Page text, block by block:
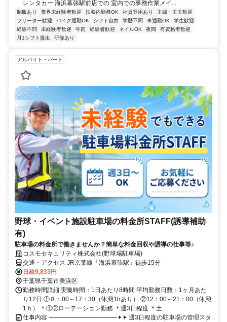
レンタカー 海浜幕張駅前店での 室内での事務作業メイ...
制服あり 業界未経験者歓迎 扶養内勤務OK 社員登用あり
主婦・主夫歓迎
フリーター歓迎
バイク通勤OK シフト自由 学歴不問 車通勤OK
学生歓迎
経験不問
未経験者歓迎 午前 経験者歓迎 ネイルOK 夜間
有資格者歓迎
月1シフト提出
研修あり
アルバイト・パート
野球・イベント施設駐車場の料金所STAFF(誘導補助
有)
駐車場の料金所で働きませんか？簡単な料金回収や誘導の仕事等♪
コスモセキュリティ株式会社(野球場駐車場)
交通・アクセス JR京葉線「海浜幕張駅」徒歩15分
日給9,833円
千葉県千葉市美浜区
勤務時間詳細 実働時間：1日あたり8時間 平均勤務日数：1ヶ月あた
り12日 ①８：00～17：30（休憩1hあり） ②12：00～21：00（休憩
1ｈ） ＊①②ローテーション勤務 ＊週3日程度 ＊土...
仕事内容 ───────────────✦✦ 週3日程度の駐車場の管理スタ